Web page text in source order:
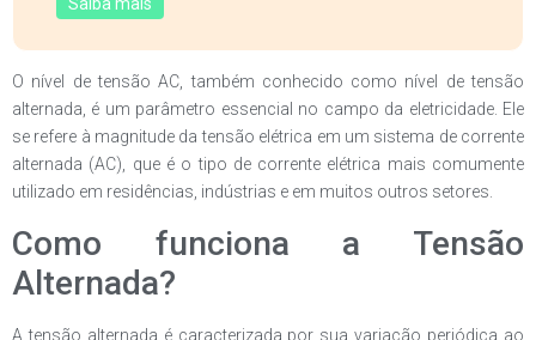
O nível de tensão AC, também conhecido como nível de tensão
alternada, é um parâmetro essencial no campo da eletricidade. Ele
se refere à magnitude da tensão elétrica em um sistema de corrente
alternada (AC), que é o tipo de corrente elétrica mais comumente
utilizado em residências, indústrias e em muitos outros setores.
Como funciona a Tensão
Alternada?
A tensão alternada é caracterizada por sua variação periódica ao